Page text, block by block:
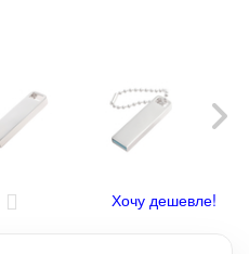
Хочу дешевле!